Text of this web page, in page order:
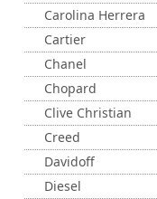
Carolina Herrera
Cartier
Chanel
Chopard
Clive Christian
Creed
Davidoff
Diesel